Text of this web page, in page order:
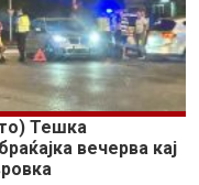
Тешка
вечерва кај